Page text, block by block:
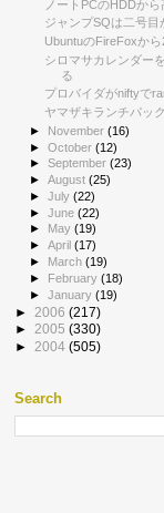
ノートPCのHDDか
ジャンプSQは二号目
UbuntuのFireFoxか
シロマサカレンダー
る
プロバイダがniftyで
ヤマザキランチパッ
► November(16)
►October(12)
►September(23)
►August(25)
►July(22)
►June(22)
►
May(19)
►April(17)
► March(19)
► February(18)
►January(19)
► 2006 (217)
► 2005 (330)
► 2004 (505)
Search